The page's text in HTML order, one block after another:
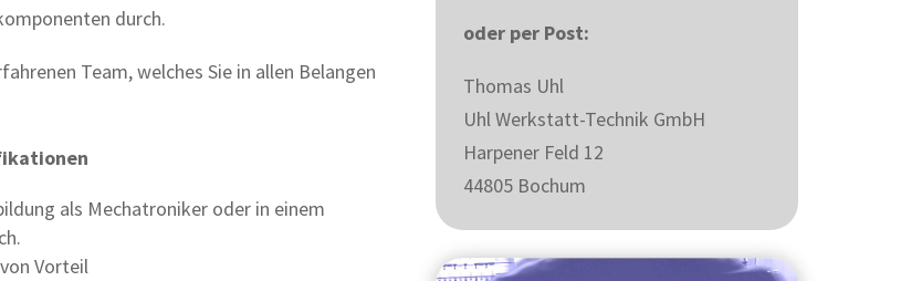
durch.
Team, welches Sie in allen Belangen
als Mechatroniker oder in einem
Vorteil
oder per Post:
Thomas Uhl
Uhl Werkstatt-Technik GmbH
Harpener Feld 12
44805 Bochum